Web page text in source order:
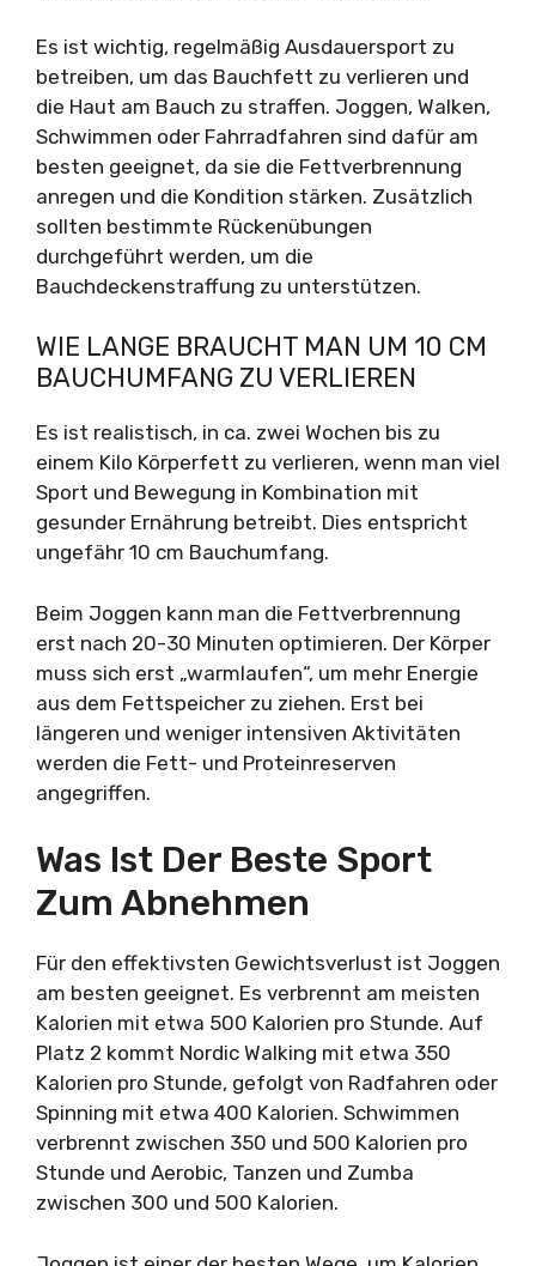
Es ist wichtig, regelmäßig Ausdauersport zu
betreiben, um das Bauchfett zu verlieren und
die Haut am Bauch zu straffen. Joggen, Walken,
Schwimmen oder Fahrradfahren sind dafür am
besten geeignet, da sie die Fettverbrennung
anregen und die Kondition stärken. Zusätzlich
sollten bestimmte Rückenübungen
durchgeführt werden, um die
Bauchdeckenstraffung zu unterstützen.
WIE LANGE BRAUCHT MAN UM 10 CM
BAUCHUMFANG ZU VERLIEREN
Es ist realistisch, in ca. zwei Wochen bis zu
einem Kilo Körperfett zu verlieren, wenn man viel
Sport und Bewegung in Kombination mit
gesunder Ernährung betreibt. Dies entspricht
ungefähr 10 cm Bauchumfang.
Beim Joggen kann man die Fettverbrennung
erst nach 20-30 Minuten optimieren. Der Körper
muss sich erst „warmlaufen“, um mehr Energie
aus dem Fettspeicher zu ziehen. Erst bei
längeren und weniger intensiven Aktivitäten
werden die Fett- und Proteinreserven
angegriffen.
Was Ist Der Beste Sport
Zum Abnehmen
Für den effektivsten Gewichtsverlust ist Joggen
am besten geeignet. Es verbrennt am meisten
Kalorien mit etwa 500 Kalorien pro Stunde. Auf
Platz 2 kommt Nordic Walking mit etwa 350
Kalorien pro Stunde, gefolgt von Radfahren oder
Spinning mit etwa 400 Kalorien. Schwimmen
verbrennt zwischen 350 und 500 Kalorien pro
Stunde und Aerobic, Tanzen und Zumba
zwischen 300 und 500 Kalorien.